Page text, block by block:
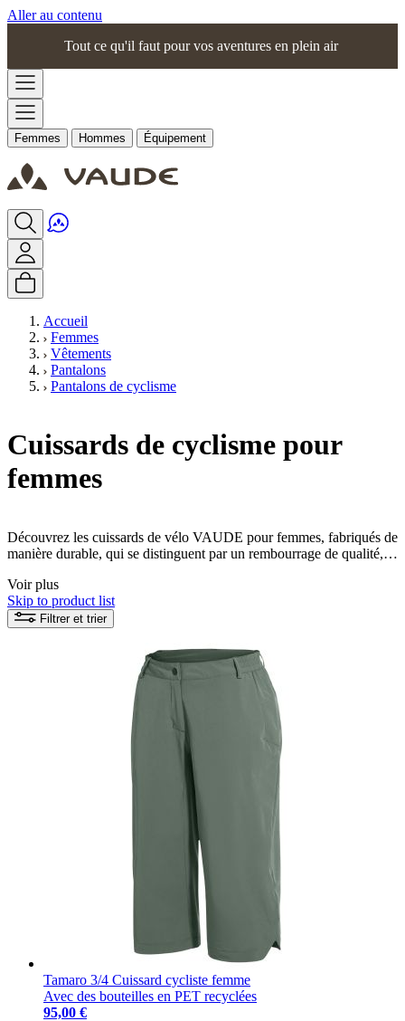
Aller au contenu
Tout ce qu'il faut pour vos aventures en plein air
Femmes Hommes Équipement
Accueil
Femmes
Vêtements
Pantalons
Pantalons de cyclisme
Cuissards de cyclisme pour
femmes
Découvrez les cuissards de vélo VAUDE pour femmes, fabriqués de
manière durable, qui se distinguent par un rembourrage de qualité,
optimal et d'une liberté de mouvement maximale à chaque sortie à
vélo. Les cuissards de vélo pour femmes vous offrent une durabilité
et des détails bien pensés pour que vous puissiez vous lancer dans
Voir plus
Skip to product list
Filtrer et trier
Tamaro 3/4 Cuissard cycliste femme
Avec des bouteilles en PET recyclées
95,00 €